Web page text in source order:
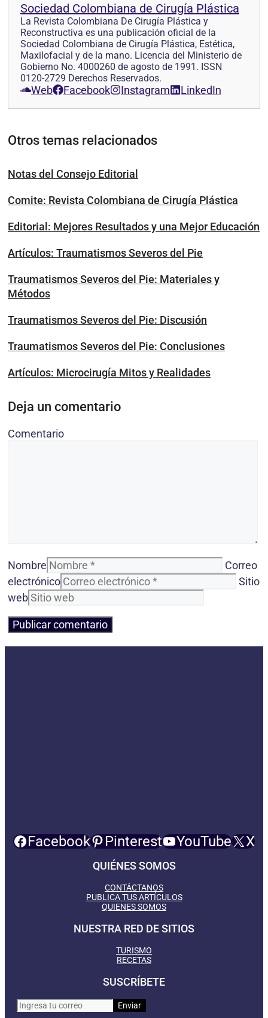
Sociedad Colombiana de Cirugía Plástica
La Revista Colombiana De Cirugía Plástica y
Reconstructiva es una publicación oficial de la
Sociedad Colombiana de Cirugía Plástica, Estética,
Maxilofacial y de la mano. Licencia del Ministerio de
Gobierno No. 4000260 de agosto de 1991. ISSN
0120-2729 Derechos Reservados.
Web Facebook Instagram LinkedIn
Otros temas relacionados
Notas del Consejo Editorial
Comite: Revista Colombiana de Cirugía Plástica
Editorial: Mejores Resultados y una Mejor Educación
Artículos: Traumatismos Severos del Pie
Traumatismos Severos del Pie: Materiales y
Métodos
Traumatismos Severos del Pie: Discusión
Traumatismos Severos del Pie: Conclusiones
Artículos: Microcirugía Mitos y Realidades
Deja un comentario
Comentario
Nombre
Correo
electrónico
Sitio
web
Facebook Pinterest YouTube X
QUIÉNES SOMOS
CONTÁCTANOS
PUBLICA TUS ARTÍCULOS
QUIENES SOMOS
NUESTRA RED DE SITIOS
TURISMO
RECETAS
SUSCRÍBETE